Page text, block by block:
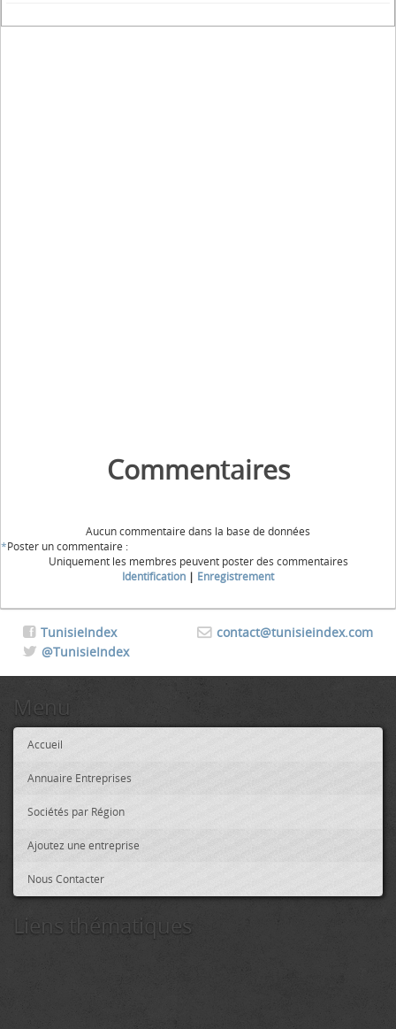
Commentaires
Aucun commentaire dans la base de données
*Poster un commentaire :
Uniquement les membres peuvent poster des commentaires
Identification | Enregistrement
contact@tunisieindex.com
TunisieIndex
@TunisieIndex
Menu
Accueil
Annuaire Entreprises
Sociétés par Région
Ajoutez une entreprise
Nous Contacter
Liens thématiques